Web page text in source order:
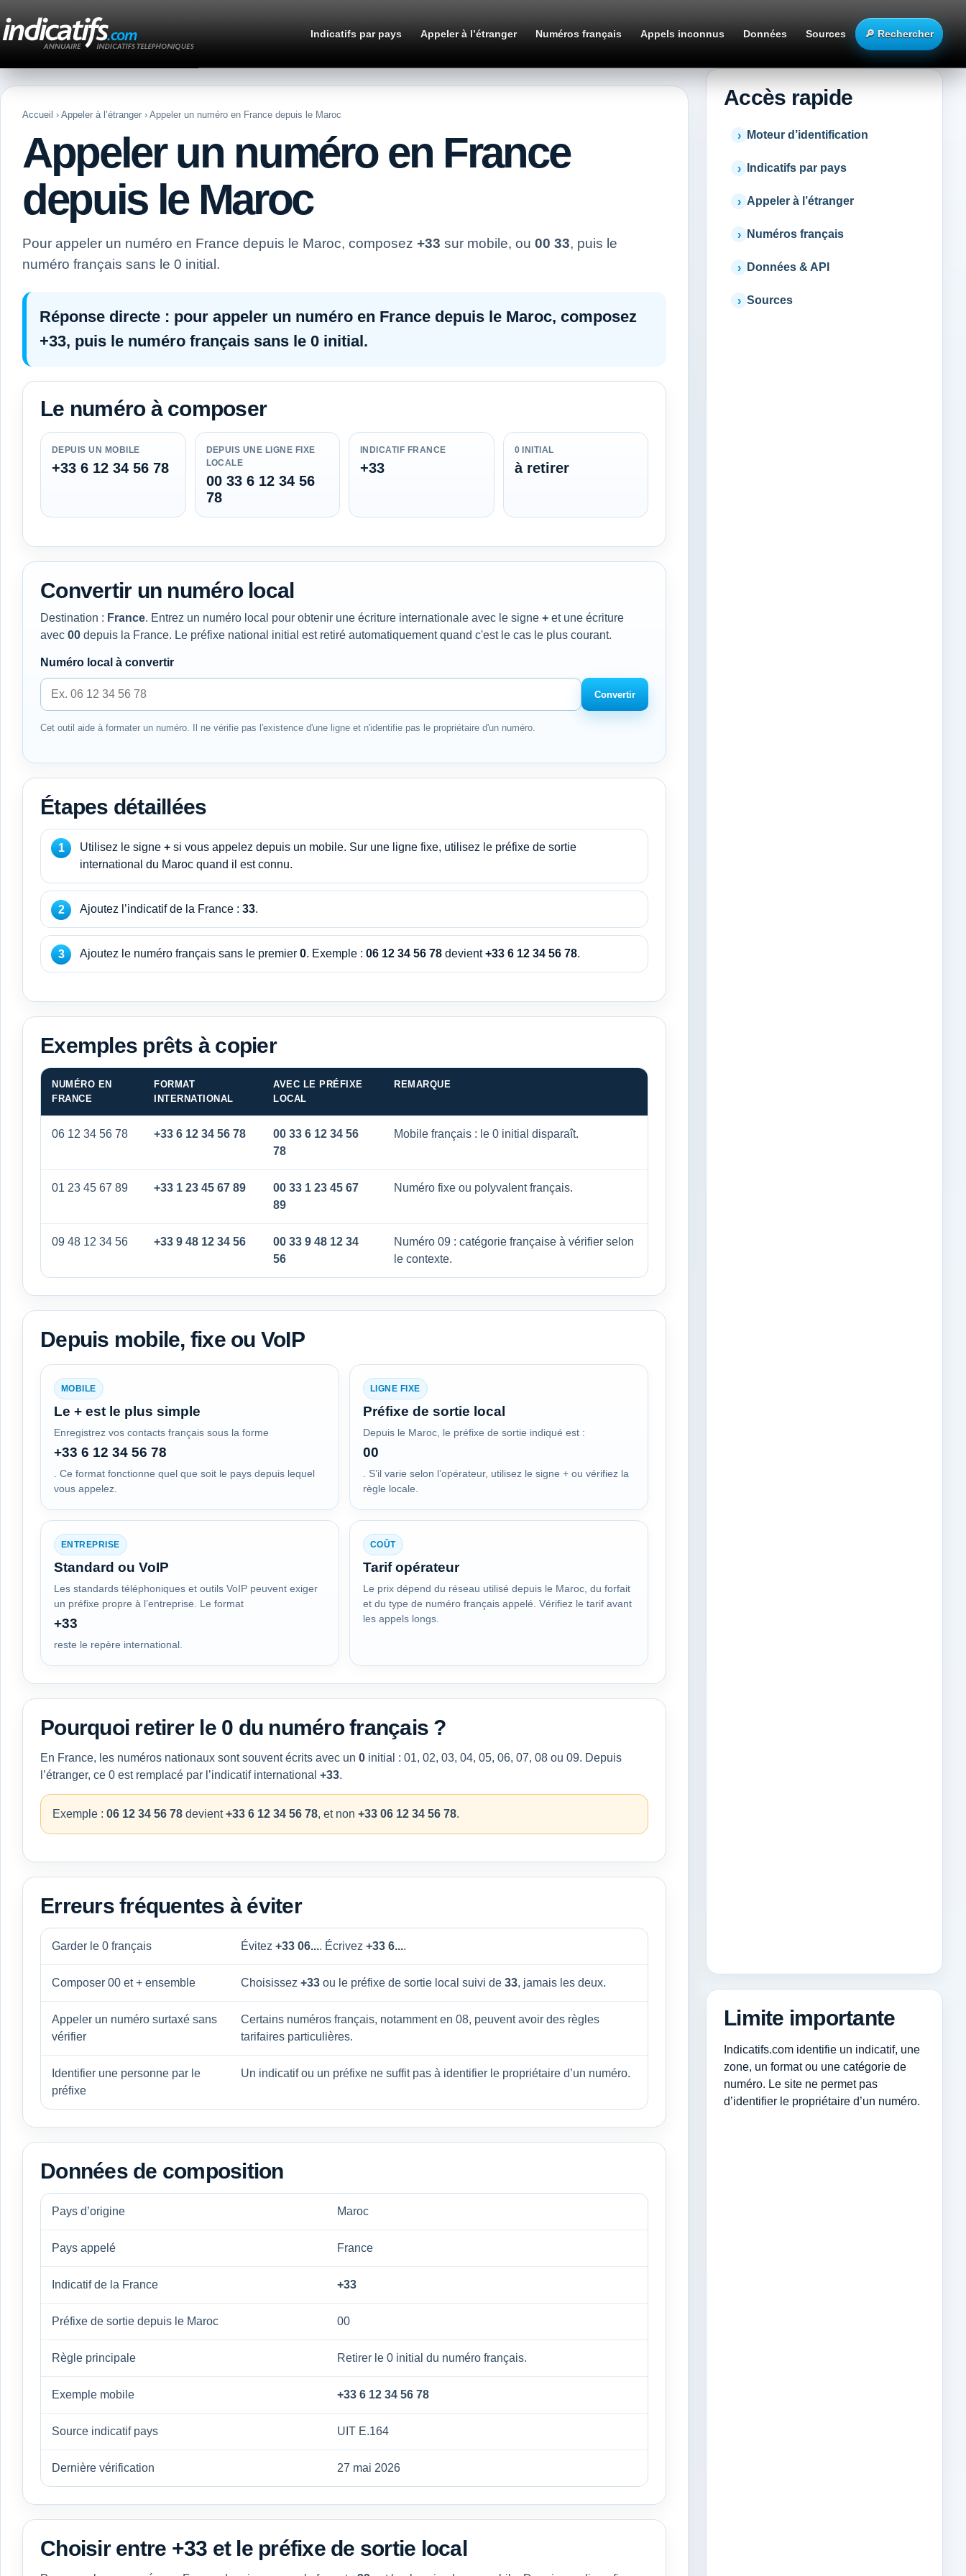
Indicatifs par pays Appeler à l’étranger Numéros français Appels inconnus Données Sources 🔎 Rechercher
Accueil › Appeler à l’étranger › Appeler un numéro en France depuis le Maroc
Appeler un numéro en France
depuis le Maroc
Pour appeler un numéro en France depuis le Maroc, composez +33 sur mobile, ou 00 33, puis le
numéro français sans le 0 initial.
Réponse directe : pour appeler un numéro en France depuis le Maroc, composez
+33, puis le numéro français sans le 0 initial.
Le numéro à composer
DEPUIS UN MOBILE
+33 6 12 34 56 78
DEPUIS UNE LIGNE FIXE
LOCALE
00 33 6 12 34 56
78
INDICATIF FRANCE
+33
0 INITIAL
à retirer
Convertir un numéro local
Destination : France. Entrez un numéro local pour obtenir une écriture internationale avec le signe + et une écriture
avec 00 depuis la France. Le préfixe national initial est retiré automatiquement quand c'est le cas le plus courant.
Numéro local à convertir
Convertir
Cet outil aide à formater un numéro. Il ne vérifie pas l'existence d'une ligne et n'identifie pas le propriétaire d'un numéro.
Étapes détaillées
Utilisez le signe + si vous appelez depuis un mobile. Sur une ligne fixe, utilisez le préfixe de sortie
international du Maroc quand il est connu.
Ajoutez l’indicatif de la France : 33.
Ajoutez le numéro français sans le premier 0. Exemple : 06 12 34 56 78 devient+33 6 12 34 56 78.
Exemples prêts à copier
NUMÉRO EN
FRANCE
FORMAT
INTERNATIONAL
AVEC LE PRÉFIXE
LOCAL
REMARQUE
06 12 34 56 78 +33 6 12 34 56 78
00 33 6 12 34 56
78
Mobile français : le 0 initial disparaît.
01 23 45 67 89 +33 1 23 45 67 89
00 33 1 23 45 67
89
Numéro fixe ou polyvalent français.
09 48 12 34 56 +33 9 48 12 34 56
00 33 9 48 12 34
56
Numéro 09 : catégorie française à vérifier selon
le contexte.
Depuis mobile, fixe ou VoIP
MOBILE
Le + est le plus simple
Enregistrez vos contacts français sous la forme
+33 6 12 34 56 78
. Ce format fonctionne quel que soit le pays depuis lequel
vous appelez.
LIGNE FIXE
Préfixe de sortie local
Depuis le Maroc, le préfixe de sortie indiqué est :
00
. S’il varie selon l’opérateur, utilisez le signe + ou vérifiez la
règle locale.
ENTREPRISE
Standard ou VoIP
Les standards téléphoniques et outils VoIP peuvent exiger
un préfixe propre à l’entreprise. Le format
+33
reste le repère international.
COÛT
Tarif opérateur
Le prix dépend du réseau utilisé depuis le Maroc, du forfait
et du type de numéro français appelé. Vérifiez le tarif avant
les appels longs.
Pourquoi retirer le 0 du numéro français ?
En France, les numéros nationaux sont souvent écrits avec un 0 initial : 01, 02, 03, 04, 05, 06, 07, 08 ou 09. Depuis
l’étranger, ce 0 est remplacé par l’indicatif international +33.
Exemple : 06 12 34 56 78 devient+33 6 12 34 56 78, et non +33 06 12 34 56 78.
Erreurs fréquentes à éviter
Garder le 0 français Évitez +33 06.... Écrivez +33 6....
Composer 00 et + ensemble Choisissez +33 ou le préfixe de sortie local suivi de 33, jamais les deux.
Appeler un numéro surtaxé sans
vérifier
Certains numéros français, notamment en 08, peuvent avoir des règles
tarifaires particulières.
Identifier une personne par le
préfixe
Un indicatif ou un préfixe ne suffit pas à identifier le propriétaire d’un numéro.
Données de composition
Pays d’origine Maroc
Pays appelé France
Indicatif de la France +33
Préfixe de sortie depuis le Maroc 00
Règle principale Retirer le 0 initial du numéro français.
Exemple mobile +33 6 12 34 56 78
Source indicatif pays UIT E.164
Dernière vérification 27 mai 2026
Choisir entre +33 et le préfixe de sortie local
Accès rapide
Moteur d’identification
Indicatifs par pays
Appeler à l’étranger
Numéros français
Données & API
Sources
Limite importante
Indicatifs.com identifie un indicatif, une
zone, un format ou une catégorie de
numéro. Le site ne permet pas
d’identifier le propriétaire d’un numéro.